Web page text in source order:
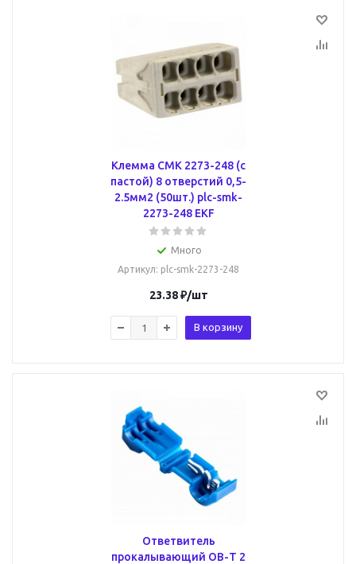
Клемма СМК 2273-248 (с
пастой) 8 отверстий 0,5-
2.5мм2 (50шт.) plc-smk-
2273-248 EKF
Много
Артикул: plc-smk-2273-248
23.38₽/шт
В корзину
Ответвитель
прокалывающий ОВ-Т 2